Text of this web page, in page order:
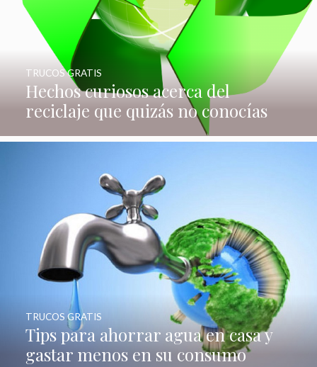
Hechos curiosos acerca del
reciclaje que quizás no conocías
TRUCOS GRATIS
Tips para ahorrar agua en casa y
gastar menos en su consumo
TRUCOS GRATIS